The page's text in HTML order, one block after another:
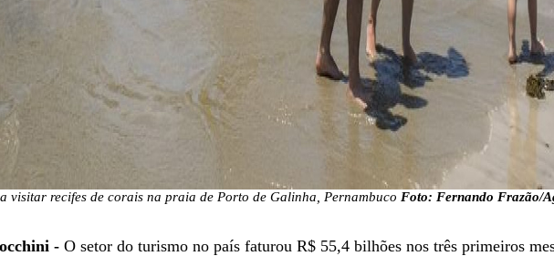
visitar recifes de corais na praia de Porto de Galinha, Pernambuco Foto: Fernando Frazão/
- O setor do turismo no país faturou R$ 55,4 bilhões nos três primeiros